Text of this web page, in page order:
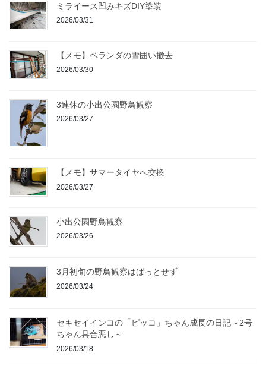
ミライース凹みキズDIY塗装
2026/03/31
【メモ】ベランダの雪囲い撤去
2026/03/30
3連休の小出公園野鳥観察
2026/03/27
【メモ】サマータイヤへ交換
2026/03/27
小出公園野鳥観察
2026/03/26
3月初旬の野鳥観察はぱっとせず
2026/03/24
セキセイインコの「ピッコ」ちゃん成長の日記～2号
ちゃん具合悪し～
2026/03/18